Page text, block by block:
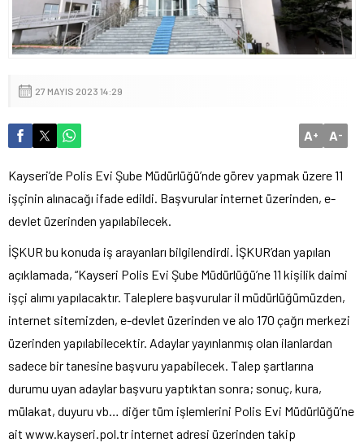
27 MAYIS 2023 14:29
A+ A-
Kayseri’de Polis Evi Şube Müdürlüğü’nde görev yapmak üzere 11
işçinin alınacağı ifade edildi. Başvurular internet üzerinden, e-
devlet üzerinden yapılabilecek.
İŞKUR bu konuda iş arayanları bilgilendirdi. İŞKUR’dan yapılan
açıklamada, “Kayseri Polis Evi Şube Müdürlüğü’ne 11 kişilik daimi
işçi alımı yapılacaktır. Taleplere başvurular il müdürlüğümüzden,
internet sitemizden, e-devlet üzerinden ve alo 170 çağrı merkezi
üzerinden yapılabilecektir. Adaylar yayınlanmış olan ilanlardan
sadece bir tanesine başvuru yapabilecek. Talep şartlarına
durumu uyan adaylar başvuru yaptıktan sonra; sonuç, kura,
mülakat, duyuru vb… diğer tüm işlemlerini Polis Evi Müdürlüğü’ne
ait www.kayseri.pol.tr internet adresi üzerinden takip